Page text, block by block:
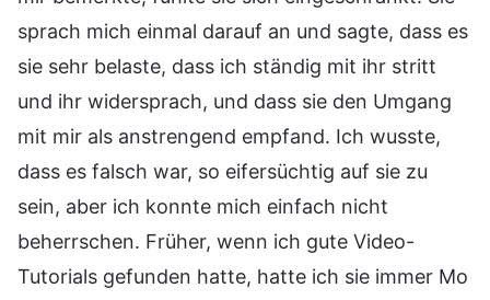
sprach mich einmal darauf an und sagte, dass es
sie sehr belaste, dass ich ständig mit ihr stritt
und ihr widersprach, und dass sie den Umgang
mit mir als anstrengend empfand. Ich wusste,
dass es falsch war, so eifersüchtig auf sie zu
sein, aber ich konnte mich einfach nicht
beherrschen. Früher, wenn ich gute Video-
Tutorials gefunden hatte, hatte ich sie immer Mo